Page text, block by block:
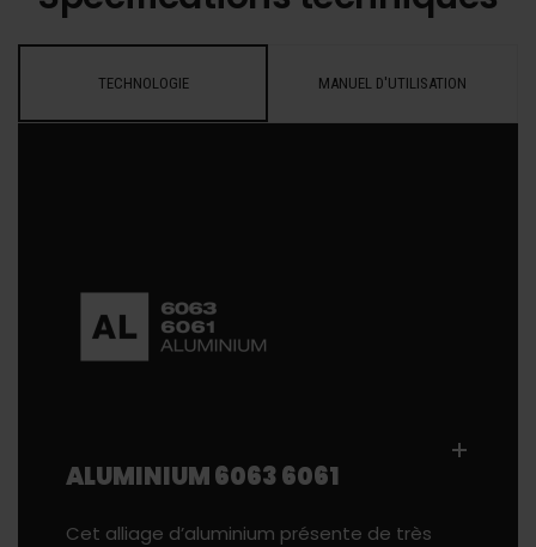
TECHNOLOGIE MANUEL D'UTILISATION
ALUMINIUM 6063 6061
Cet alliage d’aluminium présente de très